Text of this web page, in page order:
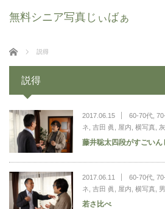
無料シニア写真じぃばぁ
ホーム 説得
説得
2017.06.15 60-70代,
ネ 吉田 眞 屋内 横写真
藤井聡太四段がすごいん
2017.06.11 60-70代,
ネ 吉田 眞 屋内 横写真
若さ比べ